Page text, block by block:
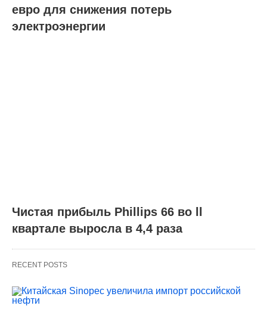
евро для снижения потерь
электроэнергии
Чистая прибыль Phillips 66 во ll
квартале выросла в 4,4 раза
RECENT POSTS